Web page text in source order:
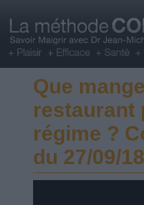
Que
restaurant
régime ?
du 27/09/18